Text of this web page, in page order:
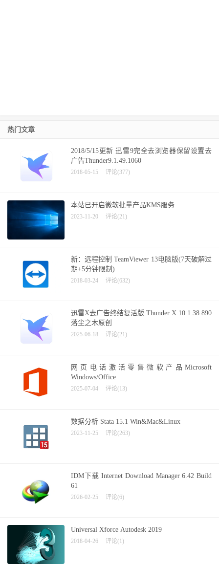
热门文章
2018/5/15更新 迅雷9完全去浏览器保留设置去
广告Thunder9.1.49.1060
2018-05-15 评论(377)
本站已开启微软批量产品KMS服务
2023-11-20 评论(21)
新：远程控制 TeamViewer 13电脑版(7天破解过
期+5分钟限制)
2018-03-24 评论(632)
迅雷X去广告终结复活版 Thunder X 10.1.38.890
落尘之木原创
2025-06-18 评论(21)
网页电话激活零售微软产品Microsoft
Windows/Office
2025-07-04 评论(13)
数据分析 Stata 15.1 Win&Mac&Linux
2023-11-25 评论(263)
IDM下载 Internet Download Manager 6.42 Build
61
2026-02-25 评论(6)
Universal Xforce Autodesk 2019
2018-04-26 评论(1)